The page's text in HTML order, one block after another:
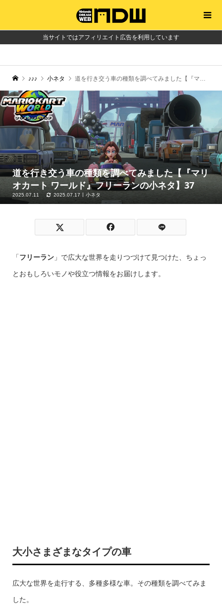
当サイトではアフィリエイト広告を利用しています
♪♪♪ 小ネタ 道を行き交う車の種類を調べてみました【『マリオカート ワールド』フリーランの小ネタ】37
道を行き交う車の種類を調べてみました【『マリ
オカート ワールド』フリーランの小ネタ】37
2025.07.11 2025.07.17 小ネタ
「フリーラン」で広大な世界を走りつづけて見つけた、ちょっ
とおもしろいモノや役立つ情報をお届けします。
大小さまざまなタイプの車
広大な世界を走行する、多種多様な車。その種類を調べてみま
した。